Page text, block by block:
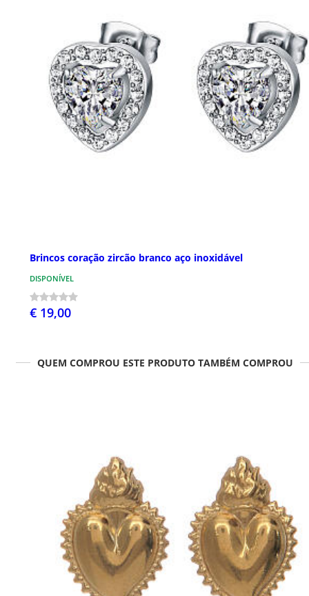
Brincos coração zircão branco aço inoxidável
DISPONÍVEL
€ 19,00
QUEM COMPROU ESTE PRODUTO TAMBÉM COMPROU